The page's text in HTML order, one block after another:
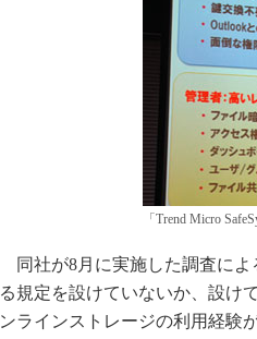
「Trend Micro
同社が8月に実施した調査によ
る規定を設けていないか、設け
ンラインストレージの利用経験